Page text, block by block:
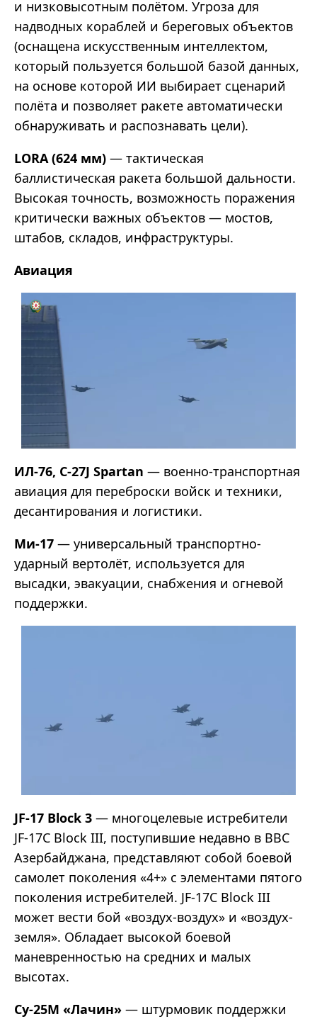
и низковысотным полётом. Угроза для
надводных кораблей и береговых объектов
(оснащена искусственным интеллектом,
который пользуется большой базой данных,
на основе которой ИИ выбирает сценарий
полёта и позволяет ракете автоматически
обнаруживать и распознавать цели).
LORA (624 мм) — тактическая
баллистическая ракета большой дальности.
Высокая точность, возможность поражения
критически важных объектов — мостов,
штабов, складов, инфраструктуры.
Авиация
ИЛ-76, C-27J Spartan — военно-транспортная
авиация для переброски войск и техники,
десантирования и логистики.
Ми-17 — универсальный транспортно-
ударный вертолёт, используется для
высадки, эвакуации, снабжения и огневой
поддержки.
JF-17 Block 3 — многоцелевые истребители
JF-17C Block III, поступившие недавно в ВВС
Азербайджана, представляют собой боевой
самолет поколения «4+» с элементами пятого
поколения истребителей. JF-17C Block III
может вести бой «воздух-воздух» и «воздух-
земля». Обладает высокой боевой
маневренностью на средних и малых
высотах.
Су-25М «Лачин» — штурмовик поддержки